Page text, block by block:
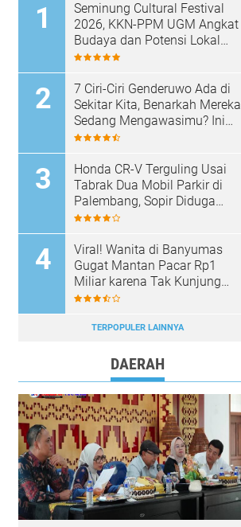
Seminung Cultural Festival
2026, KKN-PPM UGM Angkat
Budaya dan Potensi Lokal
Lumbok Seminung
7 Ciri-Ciri Genderuwo Ada di
Sekitar Kita, Benarkah Mereka
Sedang Mengawasimu? Ini
Tanda-Tanda yang Sering
Honda CR-V Terguling Usai
Tabrak Dua Mobil Parkir di
Palembang, Sopir Diduga
Mabuk
Viral! Wanita di Banyumas
Gugat Mantan Pacar Rp1
Miliar karena Tak Kunjung
Dinikahi Setelah 9 Tahun
TERPOPULER LAINNYA
DAERAH